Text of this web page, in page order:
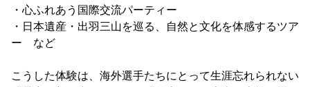
・心ふれあう国際交流パーティー
・日本遺産・出羽三山を巡る、自然と文化を体感するツア
ー など
こうした体験は、海外選手たちにとって生涯忘れられない